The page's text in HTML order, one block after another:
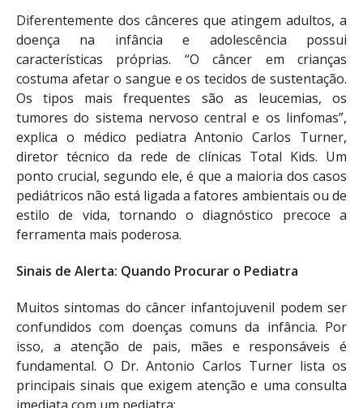
Diferentemente dos cânceres que atingem adultos, a
doença na infância e adolescência possui
características próprias. “O câncer em crianças
costuma afetar o sangue e os tecidos de sustentação.
Os tipos mais frequentes são as leucemias, os
tumores do sistema nervoso central e os linfomas”,
explica o médico pediatra Antonio Carlos Turner,
diretor técnico da rede de clínicas Total Kids. Um
ponto crucial, segundo ele, é que a maioria dos casos
pediátricos não está ligada a fatores ambientais ou de
estilo de vida, tornando o diagnóstico precoce a
ferramenta mais poderosa.
Sinais de Alerta: Quando Procurar o Pediatra
Muitos sintomas do câncer infantojuvenil podem ser
confundidos com doenças comuns da infância. Por
isso, a atenção de pais, mães e responsáveis é
fundamental. O Dr. Antonio Carlos Turner lista os
principais sinais que exigem atenção e uma consulta